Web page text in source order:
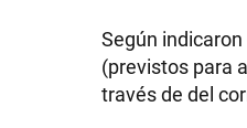
Según
(previstos para
través de del
SHOW